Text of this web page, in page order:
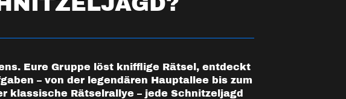
Eure Gruppe löst knifflige Rätsel, entdeckt
– von der legendären Hauptallee bis zum
klassische Rätselrallye – jede Schnitzeljagd